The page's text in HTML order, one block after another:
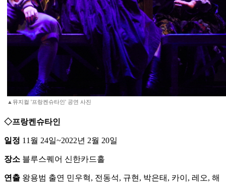
▲뮤지컬 '프랑켄슈타인' 공연 사진
◇프랑켄슈타인
일정 11월 24일~2022년 2월 20일
장소 블루스퀘어 신한카드홀
연출 왕용범 출연 민우혁, 전동석, 규현, 박은태, 카이, 레오, 해